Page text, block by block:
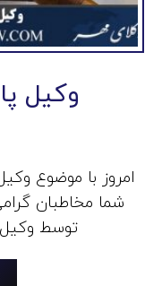
وکیل
شما مخاطبان
توسط وکیل